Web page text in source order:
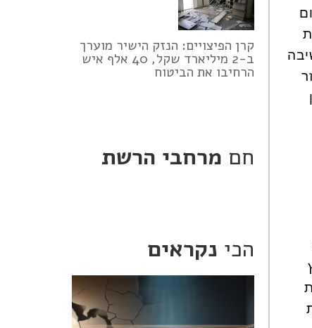
קרן הפיצויים: הנזק הישיר מוערך
ב-2 מיליארד שקל, 40 אלף איש
הרחיבו את הביטוח
חם מרחבי הרשת
הכי נקראים